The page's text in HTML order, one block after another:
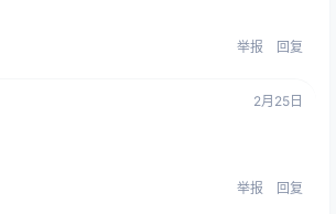
举报 回复
2月25日
举报 回复